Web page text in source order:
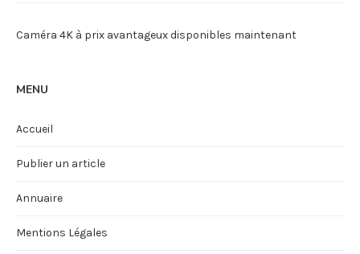
Caméra 4K à prix avantageux disponibles maintenant
MENU
Accueil
Publier un article
Annuaire
Mentions Légales